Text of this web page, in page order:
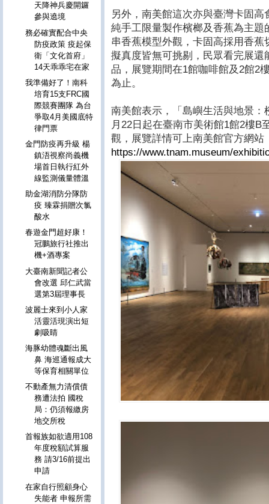
另外，南美館這次亦與臺灣卡固
純手工限量製作檳榔及香蕉為主
串香蕉模型外觀，卡固高採用香
擬真度皆無可挑剔，民眾看完展
品，展覽期間在1館咖啡館及2館2
為止。
南美館表示，「島嶼生活與地景
月22日起在臺南市美術館1館2樓B
觀，展覽詳情可上南美館官方網站
https://www.tnam.museum/
天降神兵慶開鑼
參與遶境
務必確實配合中央
防疫政策 疫起保
衛「文化首府」
14天乖乖宅在家
我準備好了！南科
培育15支FRC國
際競賽團隊 為台
爭取4月美國底特
律門票
金門防疫再升級 楊
鎮浯視察尚義機
場首日執行紅外
線監測儀量體溫
助金湖消防分隊防
疫 臻霖捐贈次氯
酸水
春遊金門超好康！
冠鵬旅行社推出
機+酒專案
大臺南新聞記者公
會改選 邱仁武當
選第3屆理事長
波麗士來到小人家
活靈活現演出短
劇吸睛
海豚幼體魂斷出風
鼻 海巡通報成大
等保育相關單位
不動產無力清償債
務遭法拍 國稅
局：仍須報繳房
地交所稅
首報族如欲適用108
年度稅額試算服
務 請3/16前提出
申請
在家自行照顧身心
失能者 申報所需